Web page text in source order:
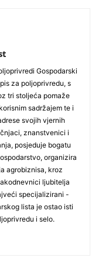
Gospodarski
za poljoprivredu, s
tri stoljeća pomaže
sadržajem te i
svojih vjernih
znanstvenici i
posjeduje bogatu
organizira
agrobiznisa, kroz
ljubitelja
specijalizirani -
lista je ostao isti
i selo.